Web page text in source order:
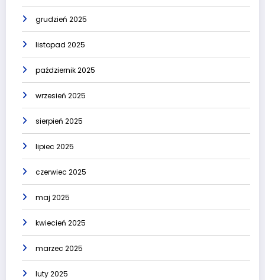
grudzień 2025
listopad 2025
październik 2025
wrzesień 2025
sierpień 2025
lipiec 2025
czerwiec 2025
maj 2025
kwiecień 2025
marzec 2025
luty 2025